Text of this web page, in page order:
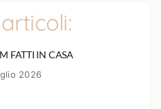
FATTI IN CASA
2026